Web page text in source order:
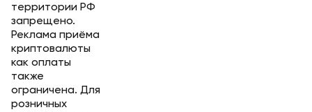
территории РФ
запрещено.
Реклама приёма
криптовалюты
как оплаты
также
ограничена. Для
розничных